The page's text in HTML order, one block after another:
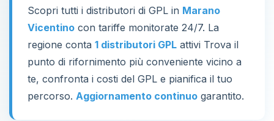
Scopri tutti i distributori di GPL in Marano
Vicentino con tariffe monitorate 24/7. La
regione conta 1 distributori GPL attivi Trova il
punto di rifornimento più conveniente vicino a
te, confronta i costi del GPL e pianifica il tuo
percorso. Aggiornamento continuo garantito.